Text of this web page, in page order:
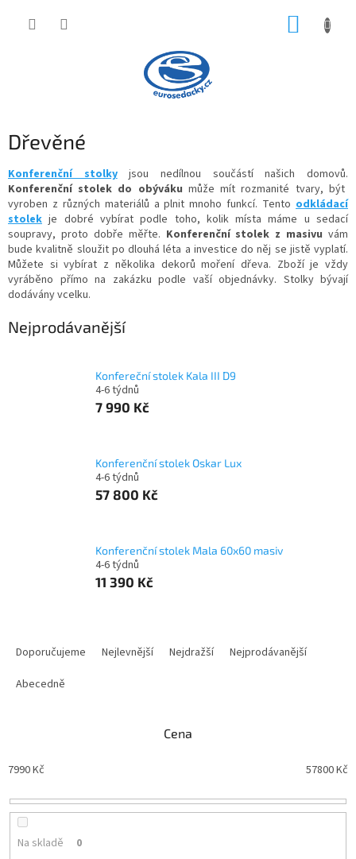
Dřevěné
Konferenční stolkyjsou nedílnou součástí našich domovů.
Konferenční stolek do obýváku může mít rozmanité tvary, být
vyroben z různých materiálů a plnit mnoho funkcí. Tento odkládací
stolek je dobré vybírat podle toho, kolik místa máme u sedací
soupravy, proto dobře měřte. Konferenční stolek z masivu vám
bude kvalitně sloužit po dlouhá léta a investice do něj se jistě vyplatí.
Můžete si vybírat z několika dekorů moření dřeva. Zboží je vždy
vyráběno přímo na zakázku podle vaší objednávky. Stolky bývají
dodávány vcelku.
Nejprodávanější
Konfereční stolek Kala III D9
4-6 týdnů
7 990 Kč
Konferenční stolek Oskar Lux
4-6 týdnů
57 800 Kč
Konferenční stolek Mala 60x60 masiv
4-6 týdnů
11 390 Kč
o
u
Doporučujeme Nejlevnější Nejdražší
Nejprodávanější
Abecedně
Cena
7990Kč 57800Kč
Na skladě 0